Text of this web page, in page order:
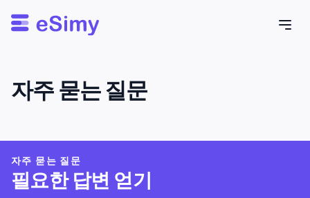
Esimy
자주 묻는 질문
자주 묻는 질문
필요한 답변 얻기